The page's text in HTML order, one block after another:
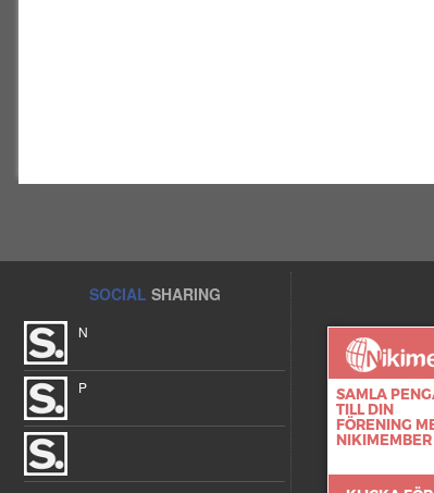
SOCIAL SHARING
N
P